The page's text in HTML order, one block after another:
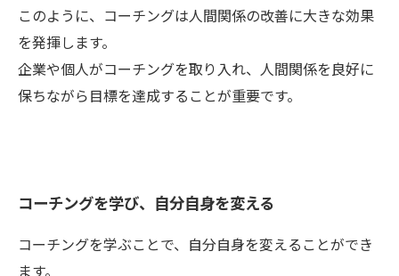
このように、コーチングは人間関係の改善に大きな効果
を発揮します。
企業や個人がコーチングを取り入れ、人間関係を良好に
保ちながら目標を達成することが重要です。
コーチングを学び、自分自身を変える
コーチングを学ぶことで、自分自身を変えることができ
ます。